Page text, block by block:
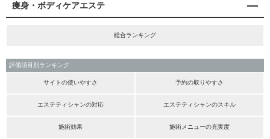
痩身・ボディケアエステ
総合ランキング
評価項目別ランキング
サイトの使いやすさ 予約の取りやすさ
エステティシャンの対応 エステティシャンのスキル
施術効果 施術メニューの充実度